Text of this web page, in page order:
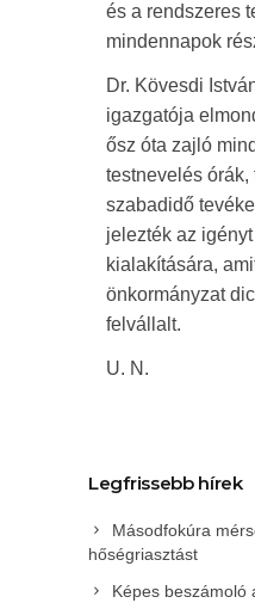
és a rendszeres
mindennapok
Dr. Kövesdi
igazgatója
ősz óta zajló
testnevelés
szabadidő
jelezték az
kialakítására,
önkormányzat
felvállalt.
U. N.
Legfrissebb hírek
Másodfokúra
hőségriasztást
Képes beszámoló